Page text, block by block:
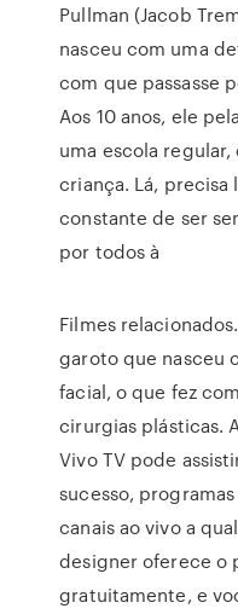
Pullman (Jacob
nasceu com uma
com que passasse
Aos 10 anos, ele
uma escola
criança. Lá, precisa
constante de ser
por todos à
Filmes
garoto que nasceu
facial, o que fez
cirurgias plásticas.
Vivo TV pode
sucesso,
canais ao vivo a
designer oferece o
gratuitamente, e